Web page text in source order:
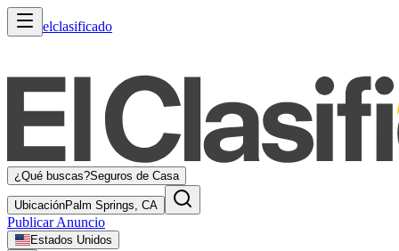
elclasificado
¿Qué buscas?Seguros de Casa
UbicaciónPalm Springs, CA
Publicar Anuncio
Estados Unidos